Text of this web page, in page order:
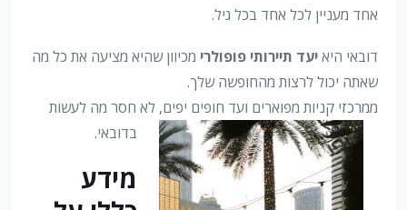
אחד מעניין לכל אחד בכל גיל.
דובאי היאיעד תיירותי פופולרי מכיוון שהיא מציעה את כל מה
שאתה יכול לרצות מהחופשה שלך.
ממרכזי קניות מפוארים ועד חופים יפים, לא חסר מה לעשות
בדובאי.
מידע